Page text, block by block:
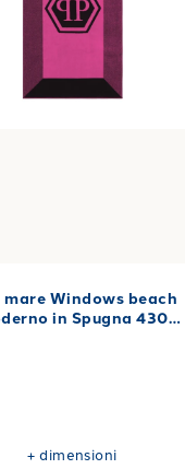
mare Windows beach
in Spugna 430
+dimensioni